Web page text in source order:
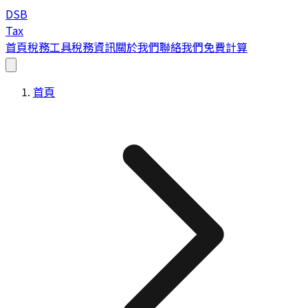
DSB
Tax
首頁稅務工具稅務資訊關於我們聯絡我們免費計算
首頁